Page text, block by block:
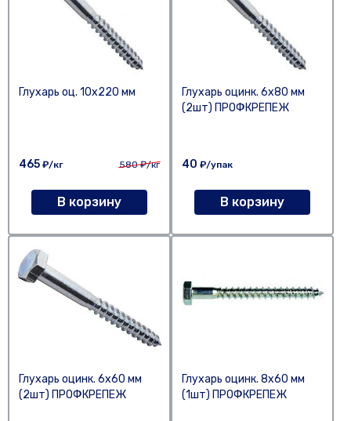
Глухарь оц. 10х220 мм
465 ₽/кг 580₽/кг
В корзину
Глухарь оцинк. 6х80 мм
(2шт) ПРОФКРЕПЕЖ
40 ₽/упак
В корзину
Глухарь оцинк. 6х60 мм
(2шт) ПРОФКРЕПЕЖ
Глухарь оцинк. 8х60 мм
(1шт) ПРОФКРЕПЕЖ